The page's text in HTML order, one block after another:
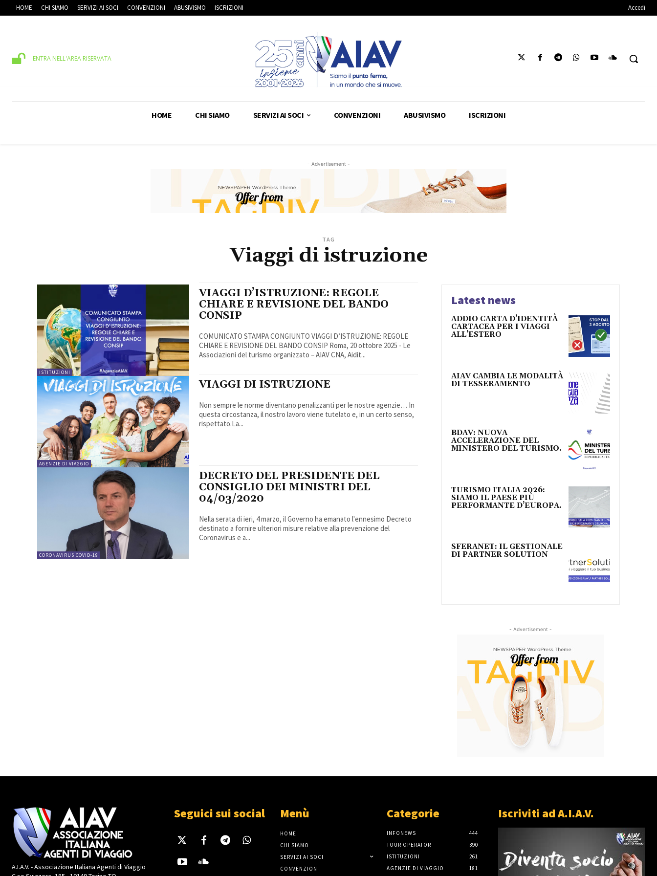
HOME CHI SIAMO SERVIZI AI SOCI CONVENZIONI ABUSIVISMO ISCRIZIONI Accedi
ENTRA NELL'AREA RISERVATA
HOME CHI SIAMO SERVIZI AI SOCI CONVENZIONI ABUSIVISMO ISCRIZIONI
- Advertisement -
TAG
Viaggi di istruzione
ISTITUZIONI
VIAGGI D’ISTRUZIONE: REGOLE
CHIARE E REVISIONE DEL BANDO
CONSIP
COMUNICATO STAMPA CONGIUNTO VIAGGI D’ISTRUZIONE: REGOLE
CHIARE E REVISIONE DEL BANDO CONSIP Roma, 20 ottobre 2025 - Le
Associazioni del turismo organizzato – AIAV CNA, Aidit...
AGENZIE DI VIAGGIO
VIAGGI DI ISTRUZIONE
Non sempre le norme diventano penalizzanti per le nostre agenzie… In
questa circostanza, il nostro lavoro viene tutelato e, in un certo senso,
rispettato.La...
CORONAVIRUS COVID-19
DECRETO DEL PRESIDENTE DEL
CONSIGLIO DEI MINISTRI DEL
04/03/2020
Nella serata di ieri, 4 marzo, il Governo ha emanato l'ennesimo Decreto
destinato a fornire ulteriori misure relative alla prevenzione del
Coronavirus e a...
Latest news
ADDIO CARTA D’IDENTITÀ
CARTACEA PER I VIAGGI
ALL’ESTERO
AIAV CAMBIA LE MODALITÀ
DI TESSERAMENTO
BDAV: NUOVA
ACCELERAZIONE DEL
MINISTERO DEL TURISMO.
TURISMO ITALIA 2026:
SIAMO IL PAESE PIÙ
PERFORMANTE D’EUROPA.
SFERANET: IL GESTIONALE
DI PARTNER SOLUTION
- Advertisement -
A.I.A.V. - Associazione Italiana Agenti di Viaggio
Seguici sui social Menù
HOME
CHI SIAMO
SERVIZI AI SOCI
CONVENZIONI
Categorie
INFONEWS
444
TOUR OPERATOR
390
ISTITUZIONI
261
AGENZIE DI VIAGGIO
181
Iscriviti ad A.I.A.V.